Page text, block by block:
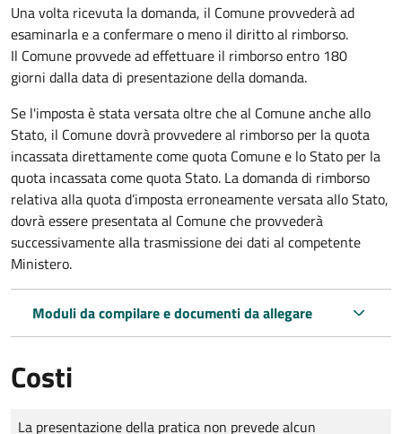
Una volta ricevuta la domanda, il Comune provvederà ad
esaminarla e a confermare o meno il diritto al rimborso.
Il Comune provvede ad effettuare il rimborso entro 180
giorni dalla data di presentazione della domanda.
Se l'imposta è stata versata oltre che al Comune anche allo
Stato, il Comune dovrà provvedere al rimborso per la quota
incassata direttamente come quota Comune e lo Stato per la
quota incassata come quota Stato. La domanda di rimborso
relativa alla quota d’imposta erroneamente versata allo Stato,
dovrà essere presentata al Comune che provvederà
successivamente alla trasmissione dei dati al competente
Ministero.
Moduli da compilare e documenti da allegare
Costi
Tipo di pagamento
Importo
La presentazione della pratica non prevede alcun